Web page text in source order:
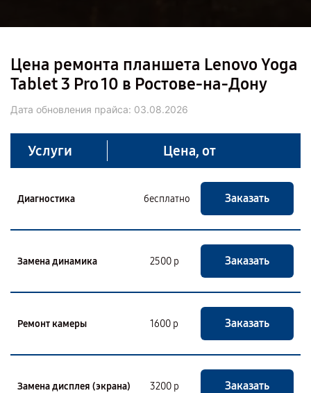
Цена ремонта планшета Lenovo Yoga
Tablet 3 Pro 10 в Ростове-на-Дону
Дата обновления прайса: 03.08.2026
Услуги Цена, от
Диагностика бесплатно Заказать
Замена динамика 2500 р Заказать
Ремонт камеры 1600 р Заказать
Замена дисплея (экрана) 3200 р Заказать